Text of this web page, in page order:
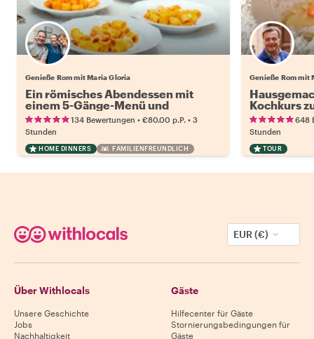
Genieße Rom mit Maria Gloria
Ein römisches Abendessen mit
einem 5-Gänge-Menü und
Weinbegleitung
134 Bewertungen • €80.00 p.P. • 3
Stunden
HOME DINNERS FAMILIENFREUNDLICH
Genieße Rom mit
Kochkurs
648
Stunden
TOUR
EUR (€)
Über Withlocals
Unsere Geschichte
Jobs
Nachhaltigkeit
Gäste
Hilfecenter für Gäste
Stornierungsbedingungen für
Gäste